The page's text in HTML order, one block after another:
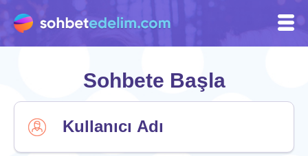
Sohbete Başla